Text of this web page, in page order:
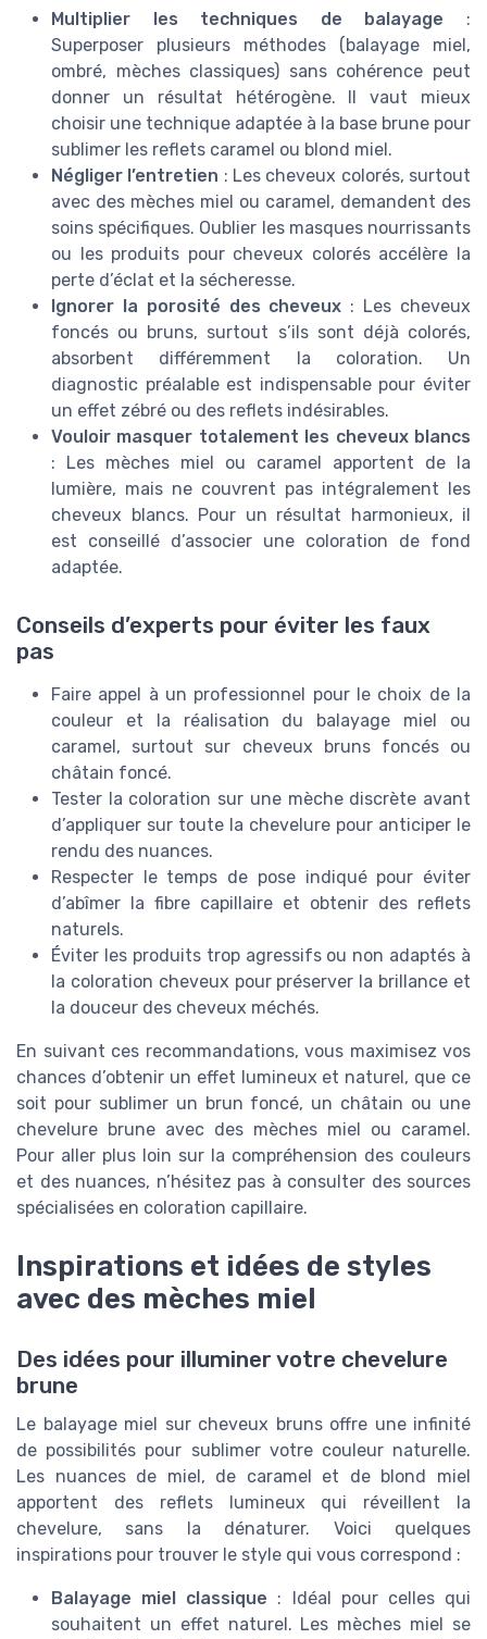
Multiplier les techniques de balayage :
Superposer plusieurs méthodes (balayage miel,
ombré, mèches classiques) sans cohérence peut
donner un résultat hétérogène. Il vaut mieux
choisir une technique adaptée à la base brune pour
sublimer les reflets caramel ou blond miel.
Négliger l’entretien : Les cheveux colorés, surtout
avec des mèches miel ou caramel, demandent des
soins spécifiques. Oublier les masques nourrissants
ou les produits pour cheveux colorés accélère la
perte d’éclat et la sécheresse.
Ignorer la porosité des cheveux : Les cheveux
foncés ou bruns, surtout s’ils sont déjà colorés,
absorbent différemment la coloration. Un
diagnostic préalable est indispensable pour éviter
un effet zébré ou des reflets indésirables.
Vouloir masquer totalement les cheveux blancs
: Les mèches miel ou caramel apportent de la
lumière, mais ne couvrent pas intégralement les
cheveux blancs. Pour un résultat harmonieux, il
est conseillé d’associer une coloration de fond
adaptée.
Conseils d’experts pour éviter les faux
pas
Faire appel à un professionnel pour le choix de la
couleur et la réalisation du balayage miel ou
caramel, surtout sur cheveux bruns foncés ou
châtain foncé.
Tester la coloration sur une mèche discrète avant
d’appliquer sur toute la chevelure pour anticiper le
rendu des nuances.
Respecter le temps de pose indiqué pour éviter
d’abîmer la fibre capillaire et obtenir des reflets
naturels.
Éviter les produits trop agressifs ou non adaptés à
la coloration cheveux pour préserver la brillance et
la douceur des cheveux méchés.
En suivant ces recommandations, vous maximisez vos
chances d’obtenir un effet lumineux et naturel, que ce
soit pour sublimer un brun foncé, un châtain ou une
chevelure brune avec des mèches miel ou caramel.
Pour aller plus loin sur la compréhension des couleurs
et des nuances, n’hésitez pas à consulter des sources
spécialisées en coloration capillaire.
Inspirations et idées de styles
avec des mèches miel
Des idées pour illuminer votre chevelure
brune
Le balayage miel sur cheveux bruns offre une infinité
de possibilités pour sublimer votre couleur naturelle.
Les nuances de miel, de caramel et de blond miel
apportent des reflets lumineux qui réveillent la
chevelure, sans la dénaturer. Voici quelques
inspirations pour trouver le style qui vous correspond :
Balayage miel classique : Idéal pour celles qui
souhaitent un effet naturel. Les mèches miel se